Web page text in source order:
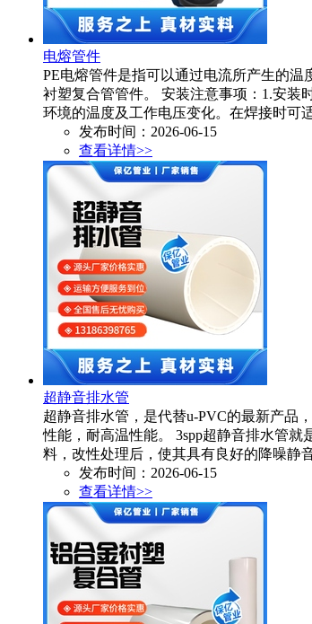
电熔管件
PE电熔管件是指可以通过电流所产生的
衬塑复合管管件。 安装注意事项：1.安装
环境的温度及工作电压变化。在焊接时可
发布时间：2026-06-15
查看详情>>
超静音排水管
超静音排水管，是代替u-PVC的最新产品
性能，耐高温性能。 3spp超静音排水管
料，改性处理后，使其具有良好的降噪静
发布时间：2026-06-15
查看详情>>